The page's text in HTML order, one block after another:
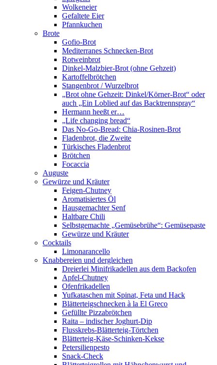
Wolkeneier
Gefaltete Eier
Pfannkuchen
Brote
Gofio-Brot
Mediterranes Schnecken-Brot
Rotweinbrot
Dinkel-Malzbier-Brot (ohne Gehzeit)
Kartoffelbrötchen
Stangenbrot / Wurzelbrot
„Brot ohne Gehzeit: Dinkel/Körner-Brot“ oder
auch „Ein Loblied auf das Backtrennspray“
Hermann heeßt er…
„Life changing bread“
Das No-Go-Bread: Chia-Rosinen-Brot
Fladenbrot, die Zweite
Türkisches Fladenbrot
Brötchen
Focaccia
Auguste
Gewürze und Kräuter
Feigen-Chutney
Aromatisiertes Öl
Hausgemachter Senf
Haltbare Chili
Selbstgemachte „Gemüsebrühe“: Gemüsepaste
Gewürze und Kräuter
Cocktails
Limonarancello
Knabbereien und dergleichen
Dreierlei Minifrikadellen aus dem Backofen
Apfel-Chutney
Ofenfrikadellen
Yufkataschen mit Spinat, Feta und Hack
Blätterteigschnecken à la El Greco
Gefüllte Pizzabrötchen
Raita – indischer Joghurt-Dip
Flusskrebs-Blätterteig-Törtchen
Blätterteig-Käse-Schinken-Kekse
Petersilienpesto
Snack-Check